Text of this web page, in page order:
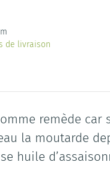
de livraison
remède car
la moutarde
huile